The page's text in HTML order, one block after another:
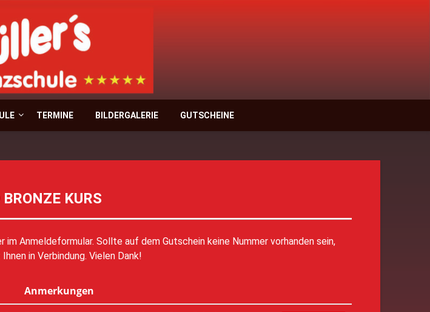
Müller`s Tanzschule Rastatt
TERMINE BILDERGALERIE GUTSCHEINE
KURS
Anmeldeformular. Sollte auf dem Gutschein keine Nummer vorhanden sein,
in Verbindung. Vielen Dank!